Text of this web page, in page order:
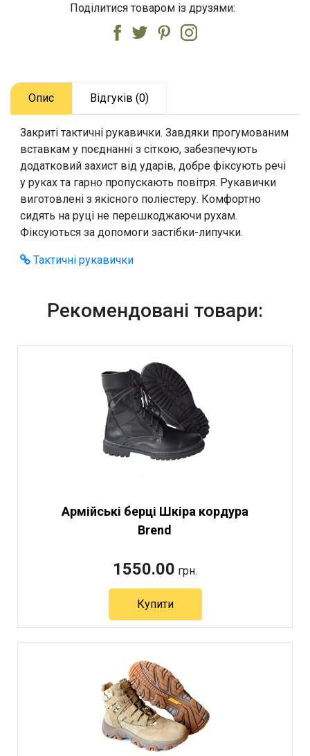
Поділитися товаром із друзями:
Опис Відгуків (0)
Закриті тактичні рукавички. Завдяки прогумованим
вставкам у поєднанні з сіткою, забезпечують
додатковий захист від ударів, добре фіксують речі
у руках та гарно пропускають повітря. Рукавички
виготовлені з якісного поліестеру. Комфортно
сидять на руці не перешкоджаючи рухам.
Фіксуються за допомоги застібки-липучки.
Тактичні рукавички
Рекомендовані товари:
Армійські берці Шкіра кордура
Brend
1550.00 грн.
Купити